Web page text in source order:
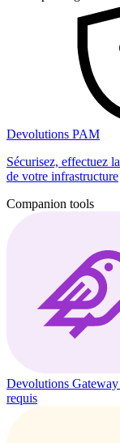
Devolutions PAM
Sécurisez, effectuez
de votre infrastructure
Companion tools
Devolutions Gateway
requis